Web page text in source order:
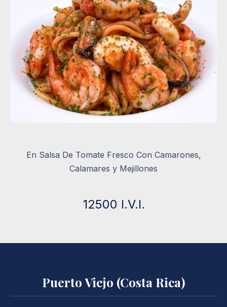
En Salsa De Tomate Fresco Con Camarones,
Calamares y Mejillones
12500 I.V.I.
Puerto Viejo (Costa Rica)